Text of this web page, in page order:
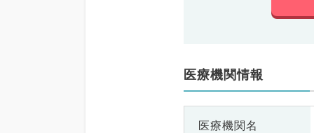
医療機関情報
医療機関名